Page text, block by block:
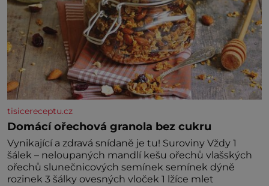
tisicereceptu.cz
Domácí ořechová granola bez cukru
Vynikající a zdravá snídaně je tu! Suroviny Vždy 1
šálek – neloupaných mandlí kešu ořechů vlašských
ořechů slunečnicových semínek semínek dýně
rozinek 3 šálky ovesných vloček 1 lžíce mlet